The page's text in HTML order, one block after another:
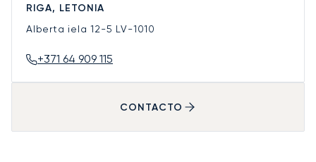
RIGA, LETONIA
Alberta iela 12-5 LV-1010
+371 64 909 115
CONTACTO